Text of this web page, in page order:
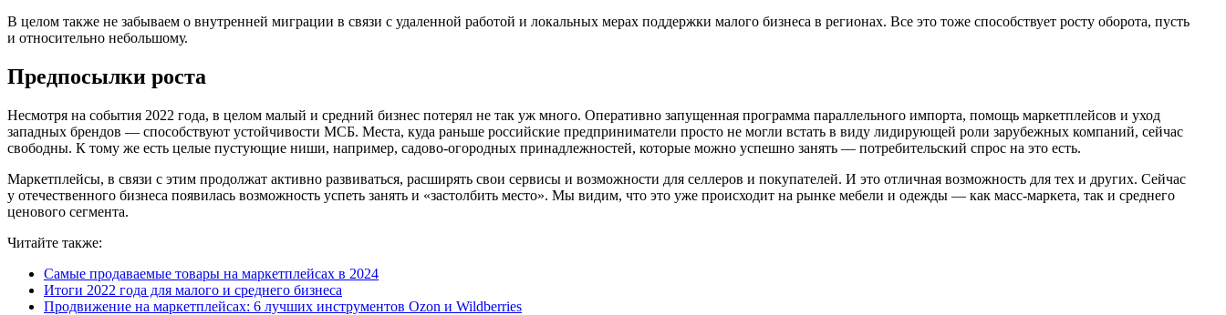
В целом также не забываем о внутренней миграции в связи с удаленной работой и локальных мерах поддержки малого бизнеса в регионах. Все это тоже способствует росту оборота, пусть
и относительно небольшому.
Предпосылки роста
Несмотря на события 2022 года, в целом малый и средний бизнес потерял не так уж много. Оперативно запущенная программа параллельного импорта, помощь маркетплейсов и уход
западных брендов — способствуют устойчивости МСБ. Места, куда раньше российские предприниматели просто не могли встать в виду лидирующей роли зарубежных компаний, сейчас
свободны. К тому же есть целые пустующие ниши, например, садово-огородных принадлежностей, которые можно успешно занять — потребительский спрос на это есть.
Маркетплейсы, в связи с этим продолжат активно развиваться, расширять свои сервисы и возможности для селлеров и покупателей. И это отличная возможность для тех и других. Сейчас
у отечественного бизнеса появилась возможность успеть занять и «застолбить место». Мы видим, что это уже происходит на рынке мебели и одежды — как масс-маркета, так и среднего
ценового сегмента.
Читайте также:
Самые продаваемые товары на маркетплейсах в 2024
Итоги 2022 года для малого и среднего бизнеса
Продвижение на маркетплейсах: 6 лучших инструментов Ozon и Wildberries